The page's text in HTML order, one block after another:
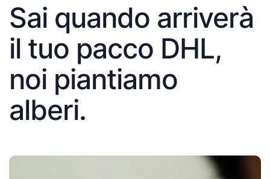
Sai quando arriverà
il tuo pacco DHL,
noi piantiamo
alberi.